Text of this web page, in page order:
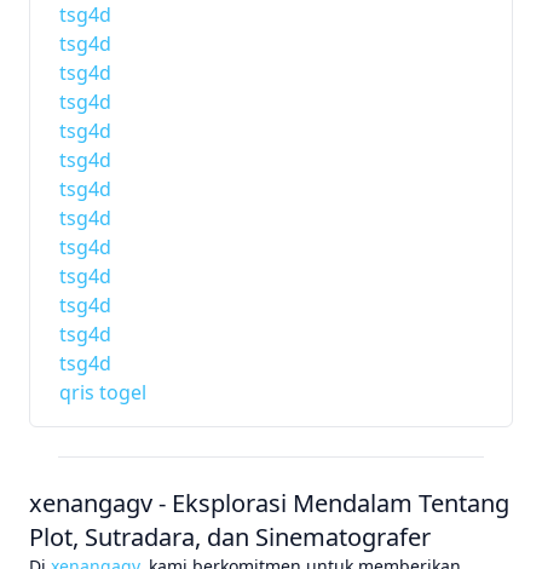
tsg4d
tsg4d
tsg4d
tsg4d
tsg4d
tsg4d
tsg4d
tsg4d
tsg4d
tsg4d
tsg4d
tsg4d
tsg4d
qris togel
xenangagv - Eksplorasi Mendalam Tentang
Plot, Sutradara, dan Sinematografer